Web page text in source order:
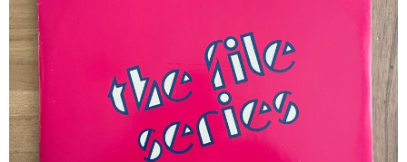
取り置きなどについて
Categories
New Arrivals
新譜